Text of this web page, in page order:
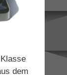
dem